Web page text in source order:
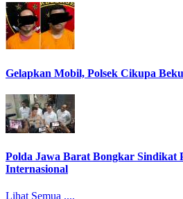
Gelapkan Mobil, Polsek Cikupa
Polda Jawa Barat Bongkar Sindikat
Internasional
Lihat Semua ....